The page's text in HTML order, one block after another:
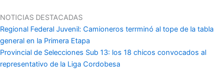
al
contenido
NOTICIAS DESTACADAS
Regional Federal Juvenil: Camioneros terrminó al tope de la tabla
general en la Primera Etapa
Provincial de Selecciones Sub 13: los 18 chicos convocados al
representativo de la Liga Cordobesa